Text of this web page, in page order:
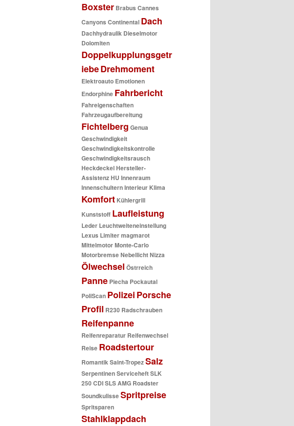
Boxster Brabus Cannes
Canyons Continental Dach
Dachhydraulik Dieselmotor
Dolomiten
Doppelkupplungsgetr
iebeDrehmoment
Elektroauto Emotionen
Endorphine Fahrbericht
Fahreigenschaften
Fahrzeugaufbereitung
Fichtelberg Genua
Geschwindigkeit
Geschwindigkeitskontrolle
Geschwindigkeitsrausch
HeckdeckelHersteller-
AssistenzHU Innenraum
InnenschulternInterieur Klima
Komfort Kühlergrill
Kunststoff Laufleistung
Leder Leuchtweiteneinstellung
Lexus Limitermagmarot
MittelmotorMonte-Carlo
MotorbremseNebellichtNizza
Ölwechsel Östrreich
Panne Piecha Pockautal
PoliScan PolizeiPorsche
Profil R230 Radschrauben
Reifenpanne
Reifenreparatur Reifenwechsel
Reise Roadstertour
RomantikSaint-TropezSalz
SerpentinenServiceheftSLK
250 CDISLS AMG Roadster
SoundkulisseSpritpreise
Spritsparen
Stahlklappdach